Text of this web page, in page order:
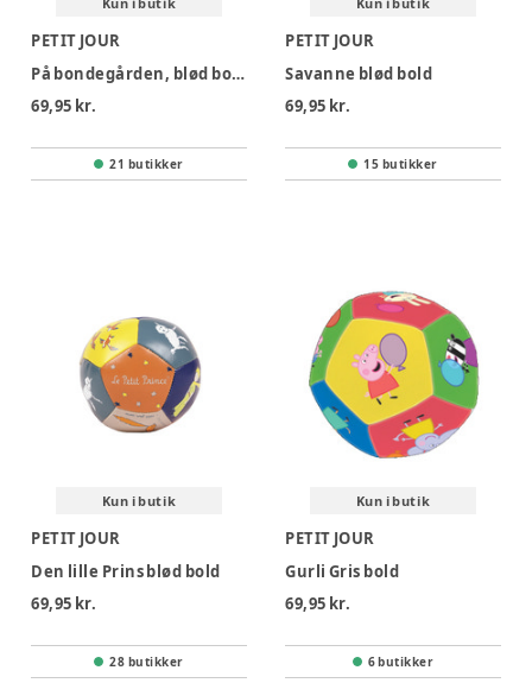
PETIT JOUR
På bondegården, blød bold
69,95 kr.
21 butikker
PETIT JOUR
Savanne blød bold
69,95 kr.
15 butikker
Kun i butik
PETIT JOUR
Den lille Prins blød bold
69,95 kr.
28 butikker
Kun i butik
PETIT JOUR
Gurli Gris bold
69,95 kr.
6 butikker